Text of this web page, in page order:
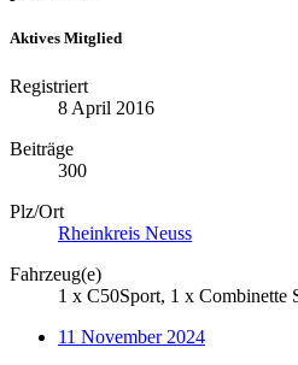
Aktives Mitglied
Registriert
8 April 2016
Beiträge
300
Plz/Ort
Rheinkreis Neuss
Fahrzeug(e)
1 x C50Sport, 1 x Combinette
11 November 2024